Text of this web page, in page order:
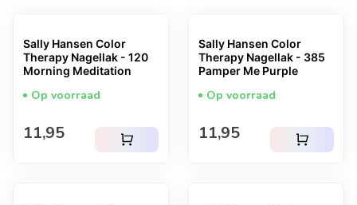
Sally Hansen Color
Therapy Nagellak - 120
Morning Meditation
Op voorraad
Normale prijs
11,95 shopping_cart
Sally Hansen Color
Therapy Nagellak - 385
Pamper Me Purple
Op voorraad
Normale prijs
11,95 shopping_cart